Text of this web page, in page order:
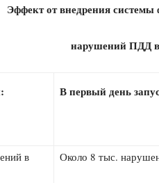
Эффект от внедрения
нарушений ПДД
В первый день
в
Около 8 тыс.